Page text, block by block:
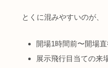
とくに混みやすいのが、
開場1時間前〜開場直
展示飛行目当ての来